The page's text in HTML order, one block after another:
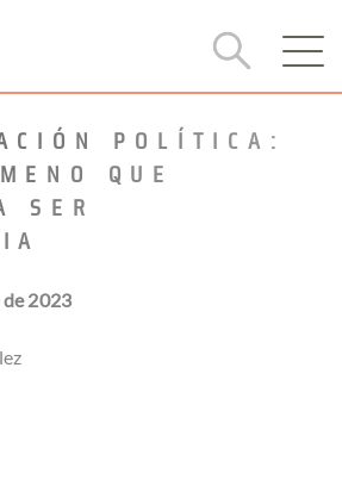
POLÍTICA:
QUE
SER
de 2023